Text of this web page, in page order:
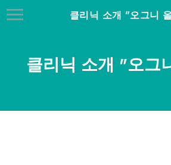
클리닉 소개 "오그니
클리닉 소개 "오그